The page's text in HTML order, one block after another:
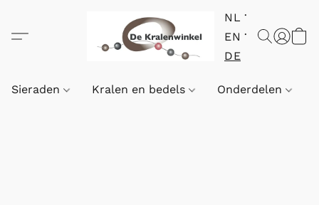
NL
EN
DE
Sieraden Kralen en bedels Onderdelen